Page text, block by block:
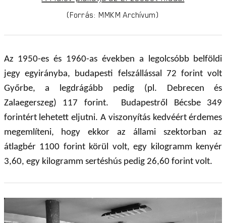
(Forrás: MMKM Archívum)
Az 1950-es és 1960-as években a legolcsóbb belföldi
jegy egyirányba, budapesti felszállással 72 forint volt
Győrbe, a legdrágább pedig (pl. Debrecen és
Zalaegerszeg) 117 forint. Budapestről Bécsbe 349
forintért lehetett eljutni. A viszonyítás kedvéért érdemes
megemlíteni, hogy ekkor az állami szektorban az
átlagbér 1100 forint körül volt, egy kilogramm kenyér
3,60, egy kilogramm sertéshús pedig 26,60 forint volt.